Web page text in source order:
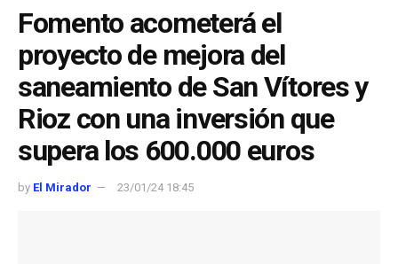
Fomento acometerá el
proyecto de mejora del
saneamiento de San Vítores y
Rioz con una inversión que
supera los 600.000 euros
by El Mirador 23/01/24 18:45